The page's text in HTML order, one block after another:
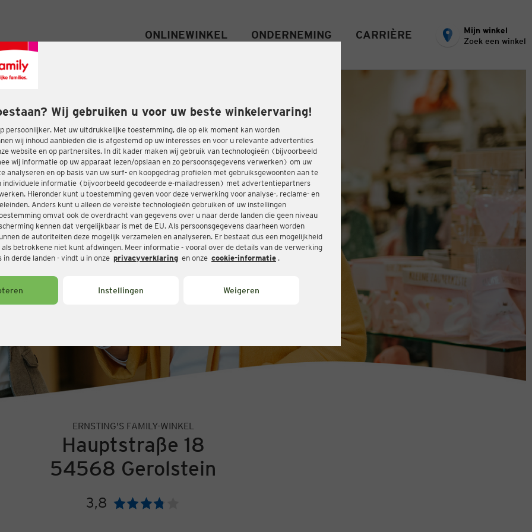
Wij gebruiken u voor uw beste winkelervaring!
persoonlijker. Met uw uitdrukkelijke toestemming, die op elk moment kan worden
wij inhoud aanbieden die is afgestemd op uw interesses en voor u relevante advertenties
website en op partnersites. In dit kader maken wij gebruik van technologieën (bijvoorbeeld
wij informatie op uw apparaat lezen/opslaan en zo persoonsgegevens verwerken) om uw
analyseren en op basis van uw surf- en koopgedrag profielen met gebruiksgewoonten aan te
individuele informatie (bijvoorbeeld gecodeerde e-mailadressen) met advertentiepartners
Hieronder kunt u toestemming geven voor deze verwerking voor analyse-, reclame- en
Anders kunt u alleen de vereiste technologieën gebruiken of uw instellingen
omvat ook de overdracht van gegevens over u naar derde landen die geen niveau
kennen dat vergelijkbaar is met de EU. Als persoonsgegevens daarheen worden
de autoriteiten deze mogelijk verzamelen en analyseren. Er bestaat dus een mogelijkheid
betrokkene niet kunt afdwingen. Meer informatie - vooral over de details van de verwerking
in derde landen - vindt u in onze privacyverklaring en onze cookie-informatie .
Instellingen Weigeren
ONLINEWINKEL ONDERNEMING CARRIÈRE
Mijn winkel
Zoek een winkel
ERNSTING'S FAMILY-WINKEL
Hauptstraße 18
54568 Gerolstein
3,8 Beoordeling: